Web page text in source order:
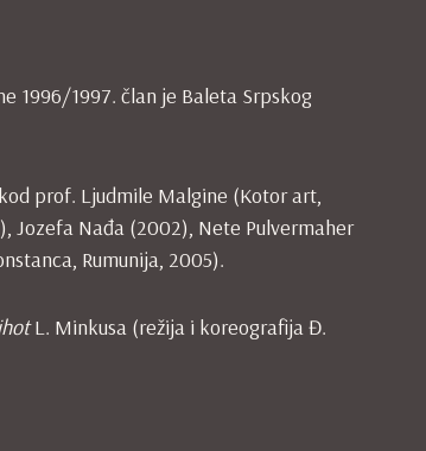
1996/1997. član je Baleta Srpskog
prof. Ljudmile Malgine (Kotor art,
Jozefa Nađa (2002), Nete Pulvermaher
Rumunija, 2005).
L. Minkusa (režija i koreografija Đ.